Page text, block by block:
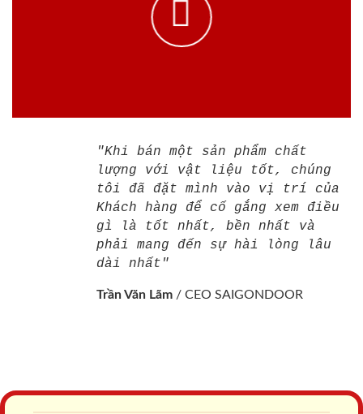
"Khi bán một sản phẩm chất
lượng với vật liệu tốt, chúng
tôi đã đặt mình vào vị trí của
Khách hàng để cố gắng xem điều
gì là tốt nhất, bền nhất và
phải mang đến sự hài lòng lâu
dài nhất"
Trần Văn Lãm / CEO SAIGONDOOR